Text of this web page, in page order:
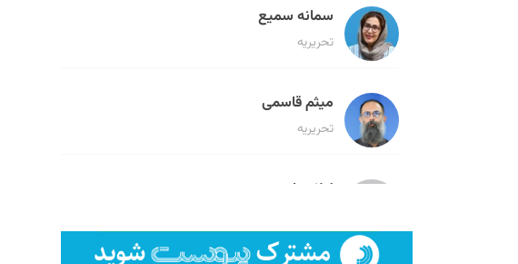
سمانه سمیع
تحریریه
میثم قاسمی
تحریریه
لیلا حنارود